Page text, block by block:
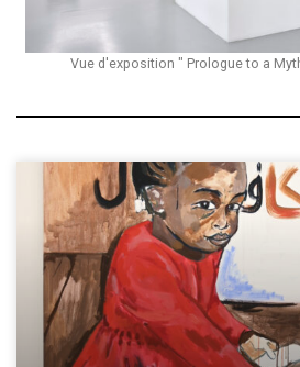
Vue d'exposition " Prologue to a